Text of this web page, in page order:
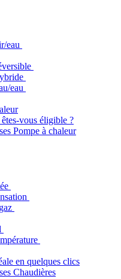
eau
eau
vous éligible ?
Pompe à chaleur
en quelques clics
Chaudières